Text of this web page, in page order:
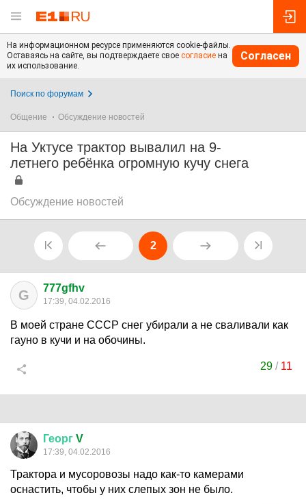
На информационном ресурсе применяются cookie-файлы.
Оставаясь на сайте, вы подтверждаете свое согласие на
их использование.
Согласен
Поиск по форумам
Общение Обсуждение новостей
На Уктусе трактор вывалил на 9-
летнего ребёнка огромную кучу снега
Обсуждение новостей
2
G 777gfhv
17:39, 04.02.2016
В моей стране СССР снег убирали а не сваливали как
гауно в кучи и на обочины.
29 / 11
Георг V
17:39, 04.02.2016
Трактора и мусоровозы надо как-то камерами
оснастить, чтобы у них слепых зон не было.